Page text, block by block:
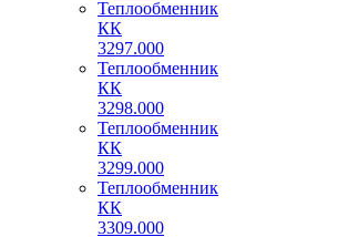
Теплообменник
КК
3297.000
Теплообменник
КК
3298.000
Теплообменник
КК
3299.000
Теплообменник
КК
3309.000